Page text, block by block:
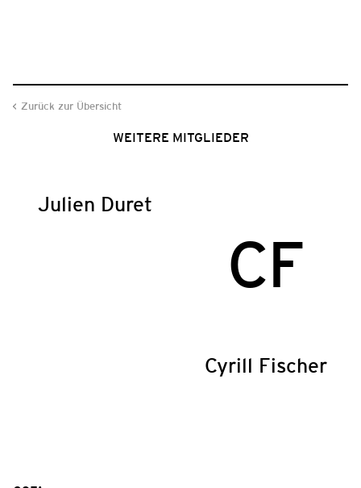
Zurück zur Übersicht
WEITERE MITGLIEDER
Julien Duret
CF
Cyrill Fischer